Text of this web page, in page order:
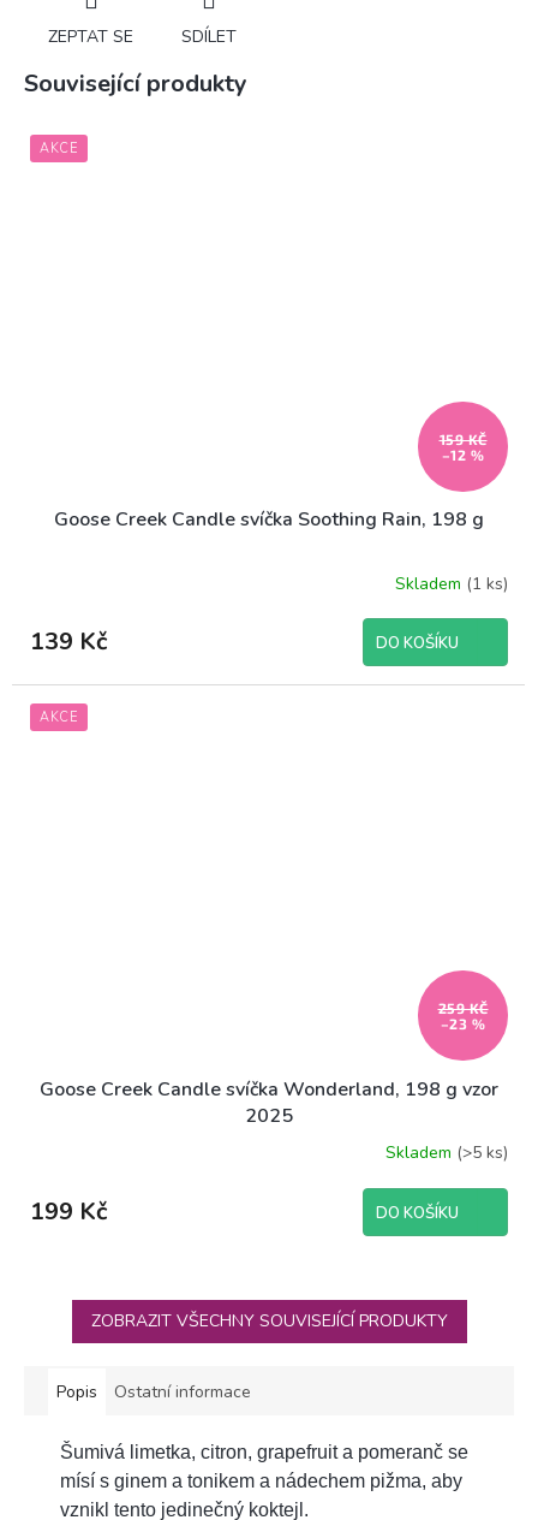
ZEPTAT SE SDÍLET
Související produkty
AKCE
159 KČ
–12 %
Goose Creek Candle svíčka Soothing Rain, 198 g
Skladem (1 ks)
139 Kč DO KOŠÍKU
AKCE
259 KČ
–23 %
Goose Creek Candle svíčka Wonderland, 198 g vzor
2025
Skladem (>5 ks)
199 Kč DO KOŠÍKU
ZOBRAZIT VŠECHNY SOUVISEJÍCÍ PRODUKTY
Popis Ostatní informace
Šumivá limetka, citron, grapefruit a pomeranč se
mísí s ginem a tonikem a nádechem pižma, aby
vznikl tento jedinečný koktejl.